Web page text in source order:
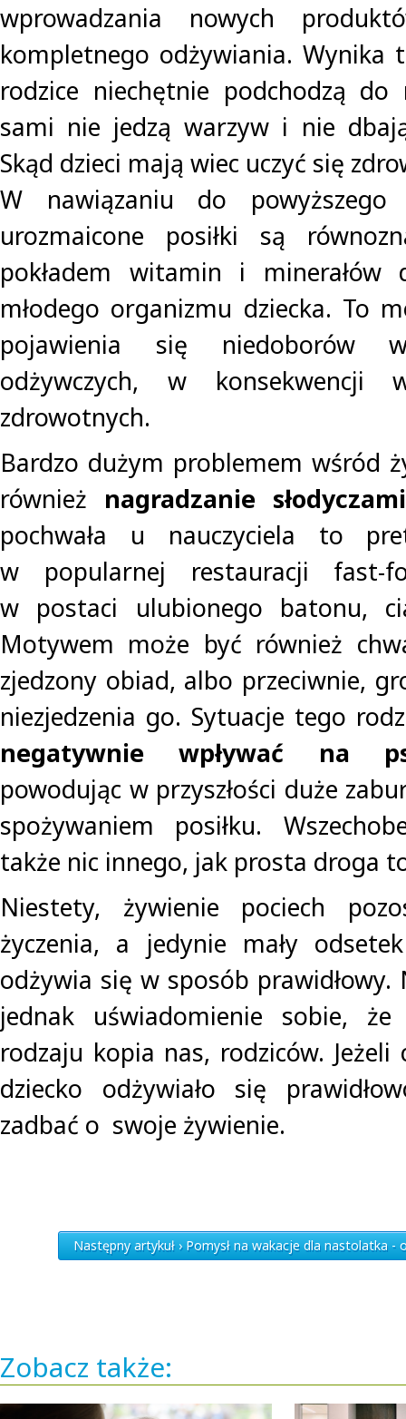
wprowadzania nowych
kompletnego odżywiania. Wynika
rodzice niechętnie podchodzą do
sami nie jedzą warzyw i nie
Skąd dzieci mają wiec uczyć się
W nawiązaniu do powyższego
urozmaicone posiłki są
pokładem witamin i minerałów
młodego organizmu dziecka. To
pojawienia się niedoborów
odżywczych, w konsekwencji
zdrowotnych.
Bardzo dużym problemem wśród
również nagradzanie
pochwała u nauczyciela to
w popularnej restauracji fast-
w postaci ulubionego batonu,
Motywem może być również
zjedzony obiad, albo przeciwnie,
niezjedzenia go. Sytuacje tego
negatywnie wpływać na
powodując w przyszłości duże
spożywaniem posiłku.
także nic innego, jak prosta droga
Niestety, żywienie pociech
życzenia, a jedynie mały
odżywia się w sposób prawidłowy.
jednak uświadomienie sobie,
rodzaju kopia nas, rodziców. Jeżeli
dziecko odżywiało się
zadbać o swoje żywienie.
Następny artykuł › Pomysł na wakacje dla nastolatka -
Zobacz także: